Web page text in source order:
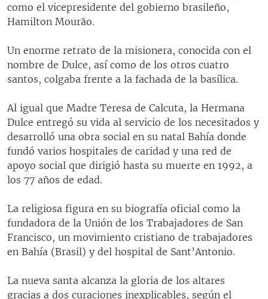
como el vicepresidente del gobierno brasileño,
Hamilton Mourão.
Un enorme retrato de la misionera, conocida con el
nombre de Dulce, así como de los otros cuatro
santos, colgaba frente a la fachada de la basílica.
Al igual que Madre Teresa de Calcuta, la Hermana
Dulce entregó su vida al servicio de los necesitados y
desarrolló una obra social en su natal Bahía donde
fundó varios hospitales de caridad y una red de
apoyo social que dirigió hasta su muerte en 1992, a
los 77 años de edad.
La religiosa figura en su biografía oficial como la
fundadora de la Unión de los Trabajadores de San
Francisco, un movimiento cristiano de trabajadores
en Bahía (Brasil) y del hospital de Sant’Antonio.
La nueva santa alcanza la gloria de los altares
gracias a dos curaciones inexplicables, según el